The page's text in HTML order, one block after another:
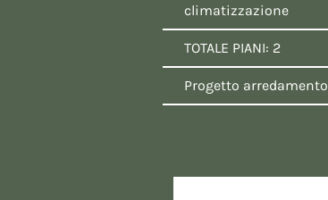
climatizzazione
TOTALE PIANI: 2
Progetto arredamento